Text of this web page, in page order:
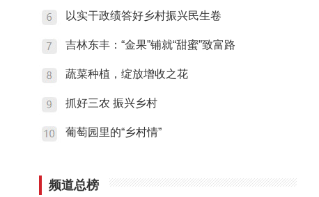
以实干政绩答好乡村振兴民生卷
吉林东丰：“金果”铺就“甜蜜”致富路
蔬菜种植，绽放增收之花
抓好三农 振兴乡村
葡萄园里的“乡村情”
频道总榜